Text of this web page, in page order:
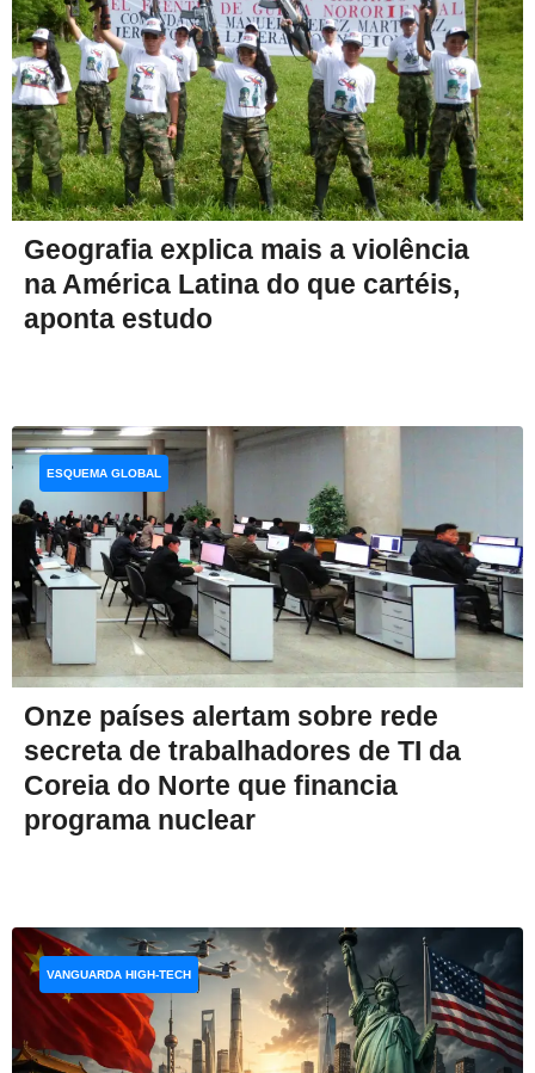
Geografia explica mais a violência
na América Latina do que cartéis,
aponta estudo
Onze países alertam sobre rede
secreta de trabalhadores de TI da
Coreia do Norte que financia
programa nuclear
ESQUEMA GLOBAL
VANGUARDA HIGH-TECH